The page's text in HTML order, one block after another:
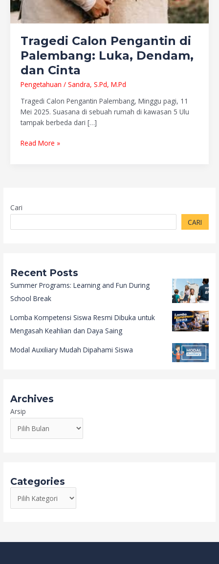
Tragedi Calon Pengantin di
Palembang: Luka, Dendam,
dan Cinta
Pengetahuan / Sandra, S.Pd, M.Pd
Tragedi Calon Pengantin Palembang, Minggu pagi, 11
Mei 2025. Suasana di sebuah rumah di kawasan 5 Ulu
tampak berbeda dari […]
Read More »
Cari
CARI
Recent Posts
Summer Programs: Learning and Fun During
School Break
Lomba Kompetensi Siswa Resmi Dibuka untuk
Mengasah Keahlian dan Daya Saing
Modal Auxiliary Mudah Dipahami Siswa
Archives
Arsip
Categories